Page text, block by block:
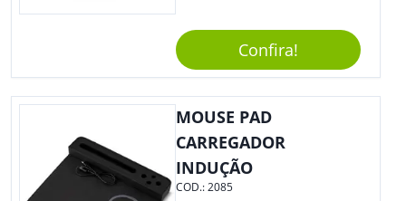
Corporativos Será Esse
Incrível Brinde, Trazendo
Ainda Mais Destaque Para
Sua Empresa.
Confira!
MOUSE PAD
CARREGADOR
INDUÇÃO
COD.:2085